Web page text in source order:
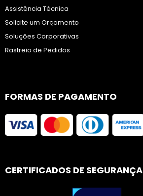
Assistência Técnica
Solicite um Orçamento
Soluções Corporativas
Rastreio de Pedidos
FORMAS DE PAGAMENTO
CERTIFICADOS DE SEGURANÇA